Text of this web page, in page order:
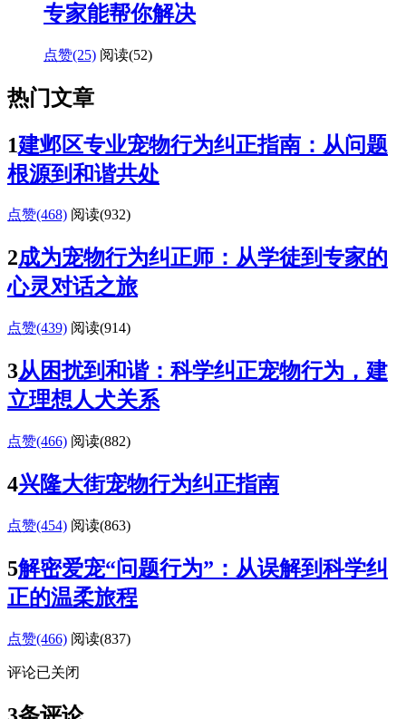
专家能帮你解决
点赞(25) 阅读(52)
热门文章
1建邺区专业宠物行为纠正指南：从问题
根源到和谐共处
点赞(468) 阅读(932)
2成为宠物行为纠正师：从学徒到专家的
心灵对话之旅
点赞(439) 阅读(914)
3从困扰到和谐：科学纠正宠物行为，建
立理想人犬关系
点赞(466) 阅读(882)
4兴隆大街宠物行为纠正指南
点赞(454) 阅读(863)
5解密爱宠“问题行为”：从误解到科学纠
正的温柔旅程
点赞(466) 阅读(837)
评论已关闭